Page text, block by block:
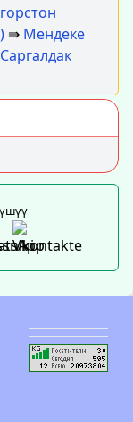
⇛ Мендеке
Саргалдак